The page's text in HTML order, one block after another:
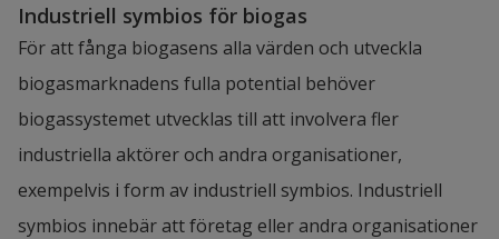
Industriell symbios för biogas
För att fånga biogasens alla värden och utveckla
biogasmarknadens fulla potential behöver
biogassystemet utvecklas till att involvera fler
industriella aktörer och andra organisationer,
exempelvis i form av industriell symbios. Industriell
symbios innebär att företag eller andra organisationer